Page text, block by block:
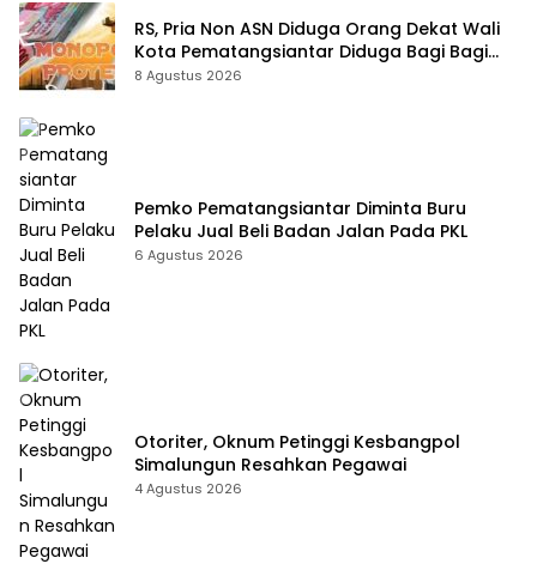
RS, Pria Non ASN Diduga Orang Dekat Wali
Kota Pematangsiantar Diduga Bagi Bagi
Proyek ke Kontraktor
8 Agustus 2026
Pemko Pematangsiantar Diminta Buru
Pelaku Jual Beli Badan Jalan Pada PKL
6 Agustus 2026
Otoriter, Oknum Petinggi Kesbangpol
Simalungun Resahkan Pegawai
4 Agustus 2026